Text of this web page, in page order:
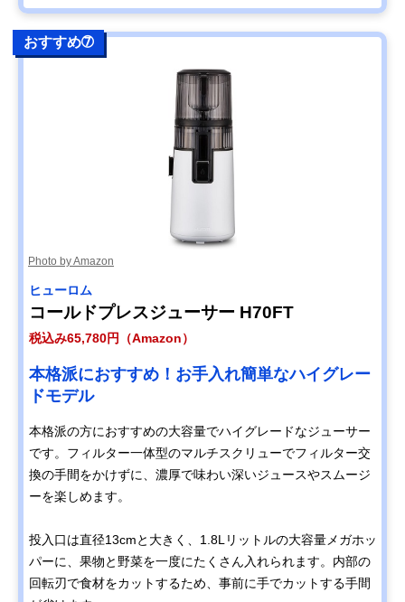
おすすめ➆
Photo by Amazon
ヒューロム
コールドプレスジューサー H70FT
税込み65,780円（Amazon）
本格派におすすめ！お手入れ簡単なハイグレー
ドモデル
本格派の方におすすめの大容量でハイグレードなジューサー
です。フィルター一体型のマルチスクリューでフィルター交
換の手間をかけずに、濃厚で味わい深いジュースやスムージ
ーを楽しめます。
投入口は直径13cmと大きく、1.8Lリットルの大容量メガホッ
パーに、果物と野菜を一度にたくさん入れられます。内部の
回転刃で食材をカットするため、事前に手でカットする手間